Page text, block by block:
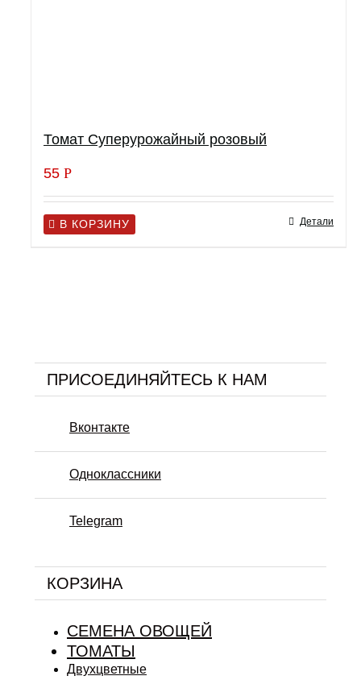
Томат Суперурожайный розовый
55 Р
В КОРЗИНУ Детали
ПРИСОЕДИНЯЙТЕСЬ К НАМ
Вконтакте
Одноклассники
Telegram
КОРЗИНА
СЕМЕНА ОВОЩЕЙ
ТОМАТЫ
Двухцветные